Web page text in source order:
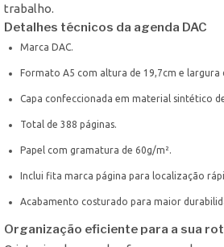
trabalho.
Detalhes técnicos da agenda DAC
Marca DAC.
Formato A5 com altura de 19,7cm e largura
Capa confeccionada em material sintético
Total de 388 páginas.
Papel com gramatura de 60g/m².
Inclui fita marca página para localização
Acabamento costurado para maior
Organização eficiente para a sua